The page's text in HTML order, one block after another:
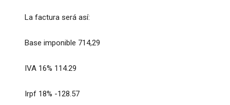
La factura será así:
Base imponible 714,29
IVA 16% 114.29
Irpf 18% -128.57